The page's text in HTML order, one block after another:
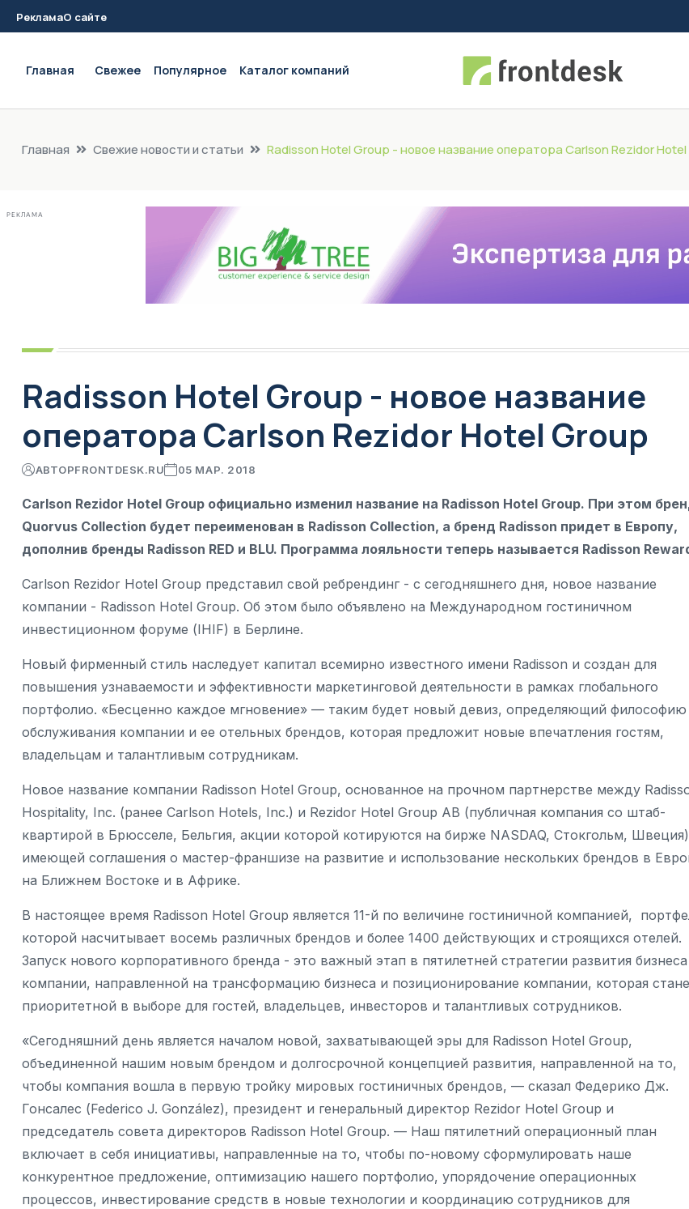
РекламаО сайте
Главная Свежее Популярное Каталог компаний
Главная Свежие новости и статьи Radisson Hotel Group - новое название оператора Carlson Rezidor
РЕКЛАМА
Radisson Hotel Group - новое название
оператора Carlson Rezidor Hotel Group
АВТОРFRONTDESK.RU 05 МАР. 2018
Carlson Rezidor Hotel Group официально изменил название на Radisson Hotel Group. При этом
Quorvus Collection будет переименован в Radisson Collection, а бренд Radisson придет в Европу,
дополнив бренды Radisson RED и BLU. Программа лояльности теперь называется Radisson
Carlson Rezidor Hotel Group представил свой ребрендинг - с сегодняшнего дня, новое название
компании - Radisson Hotel Group. Об этом было объявлено на Международном гостиничном
инвестиционном форуме (IHIF) в Берлине.
Новый фирменный стиль наследует капитал всемирно известного имени Radisson и создан для
повышения узнаваемости и эффективности маркетинговой деятельности в рамках глобального
портфолио. «Бесценно каждое мгновение» — таким будет новый девиз, определяющий философию
обслуживания компании и ее отельных брендов, которая предложит новые впечатления гостям,
владельцам и талантливым сотрудникам.
Новое название компании Radisson Hotel Group, основанное на прочном партнерстве между
Hospitality, Inc. (ранее Carlson Hotels, Inc.) и Rezidor Hotel Group AB (публичная компания со штаб-
квартирой в Брюсселе, Бельгия, акции которой котируются на бирже NASDAQ, Стокгольм,
имеющей соглашения о мастер-франшизе на развитие и использование нескольких брендов в
на Ближнем Востоке и в Африке.
В настоящее время Radisson Hotel Group является 11-й по величине гостиничной компанией,
которой насчитывает восемь различных брендов и более 1400 действующих и строящихся отелей.
Запуск нового корпоративного бренда - это важный этап в пятилетней стратегии развития бизнеса
компании, направленной на трансформацию бизнеса и позиционирование компании, которая
приоритетной в выборе для гостей, владельцев, инвесторов и талантливых сотрудников.
«Сегодняшний день является началом новой, захватывающей эры для Radisson Hotel Group,
объединенной нашим новым брендом и долгосрочной концепцией развития, направленной на то,
чтобы компания вошла в первую тройку мировых гостиничных брендов, — сказал Федерико Дж.
Гонсалес (Federico J. González), президент и генеральный директор Rezidor Hotel Group и
председатель совета директоров Radisson Hotel Group. — Наш пятилетний операционный план
включает в себя инициативы, направленные на то, чтобы по-новому сформулировать наше
конкурентное предложение, оптимизацию нашего портфолио, упорядочение операционных
процессов, инвестирование средств в новые технологии и координацию сотрудников для